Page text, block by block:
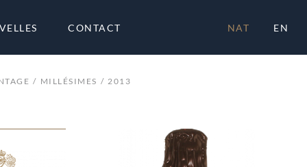
CONTACT NAT EN
MILLÉSIMES 2013